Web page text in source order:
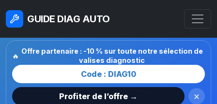
GUIDE DIAG AUTO
🔥
Offre partenaire : -10 % sur toute notre sélection de
valises diagnostic
Code : DIAG10
Profiter de l’offre → ×